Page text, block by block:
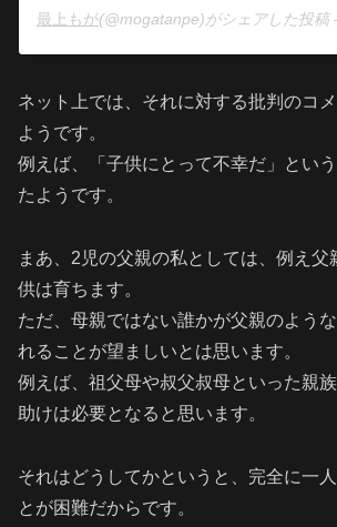
最上もが(@mogatanpe)がシェアした投稿
ネット上では、それに対する批判のコ
ようです。
例えば、「子供にとって不幸だ」とい
たようです。
まあ、2児の父親の私としては、例え父
供は育ちます。
ただ、母親ではない誰かが父親のよう
れることが望ましいとは思います。
例えば、祖父母や叔父叔母といった親
助けは必要となると思います。
それはどうしてかというと、完全に一
とが困難だからです。